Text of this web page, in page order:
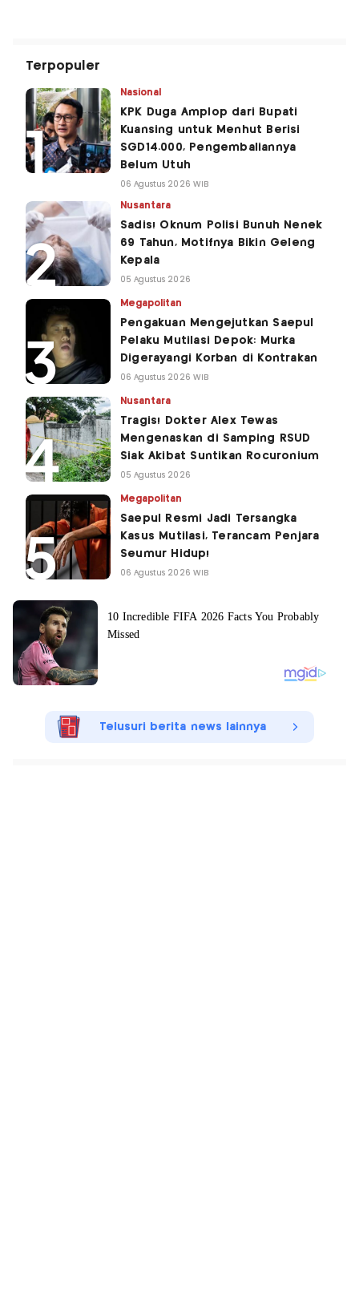
Terpopuler
Nasional
KPK Duga Amplop dari Bupati
Kuansing untuk Menhut Berisi
SGD14.000, Pengembaliannya
Belum Utuh
06 Agustus 2026 WIB
Nusantara
Sadis! Oknum Polisi Bunuh Nenek
69 Tahun, Motifnya Bikin Geleng
Kepala
05 Agustus 2026
Megapolitan
Pengakuan Mengejutkan Saepul
Pelaku Mutilasi Depok: Murka
Digerayangi Korban di Kontrakan
06 Agustus 2026 WIB
Nusantara
Tragis! Dokter Alex Tewas
Mengenaskan di Samping RSUD
Siak Akibat Suntikan Rocuronium
05 Agustus 2026
Megapolitan
Saepul Resmi Jadi Tersangka
Kasus Mutilasi, Terancam Penjara
Seumur Hidup!
06 Agustus 2026 WIB
Telusuri berita news lainnya